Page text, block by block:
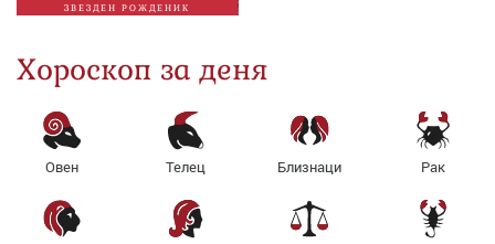
ЗВЕЗДЕН РОЖДЕНИК
Хороскоп за деня
Овен Телец Близнаци Рак